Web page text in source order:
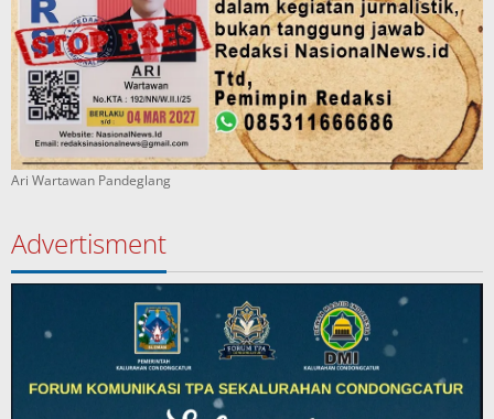
Ari Wartawan Pandeglang
Advertisment